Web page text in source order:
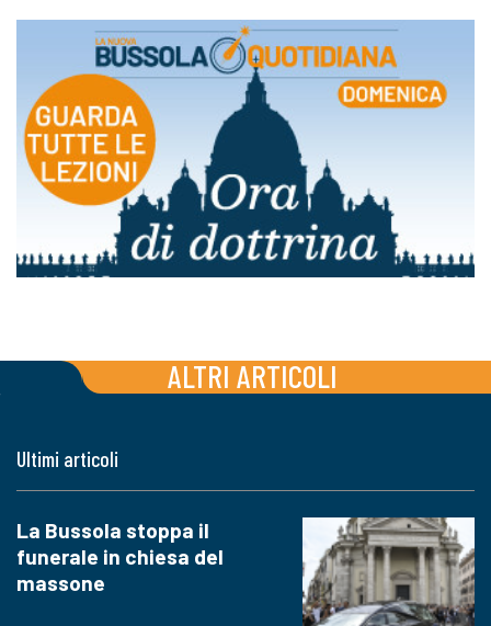
ALTRI ARTICOLI
Ultimi articoli
La Bussola stoppa il
funerale in chiesa del
massone